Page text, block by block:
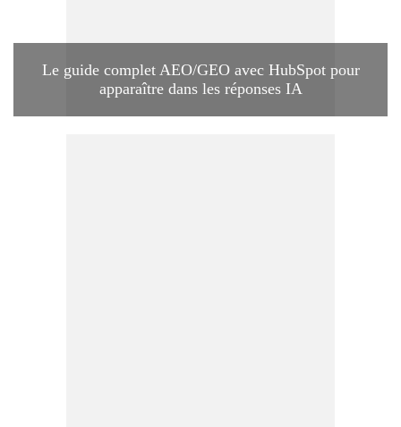
Le guide complet AEO/GEO avec HubSpot pour
apparaître dans les réponses IA